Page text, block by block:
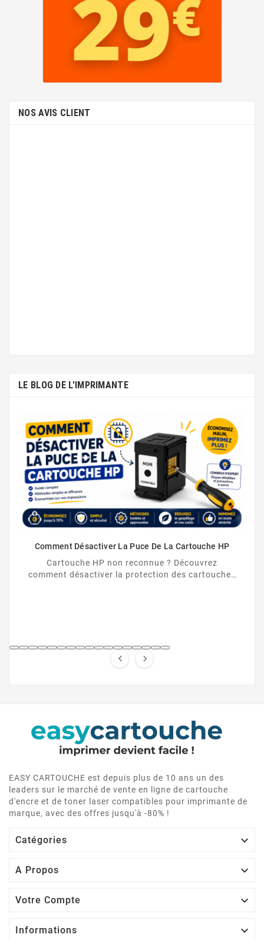
NOS AVIS CLIENT
LE BLOG DE L'IMPRIMANTE
Comment Désactiver La Puce De La Cartouche HP
Cartouche HP non reconnue ? Découvrez
comment désactiver la protection des cartouches
 
EASY CARTOUCHE est depuis plus de 10 ans un des
leaders sur le marché de vente en ligne de cartouche
d'encre et de toner laser compatibles pour imprimante de
marque, avec des offres jusqu'à -80% !
Catégories 
A Propos 
Votre Compte 
Informations 